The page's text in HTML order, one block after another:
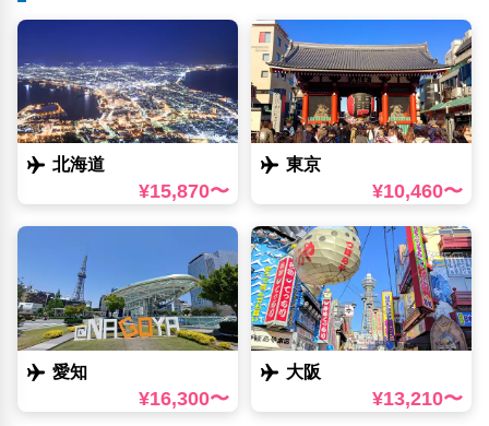
北海道
¥15,870〜
東京
¥10,460〜
愛知
¥16,300〜
大阪
¥13,210〜